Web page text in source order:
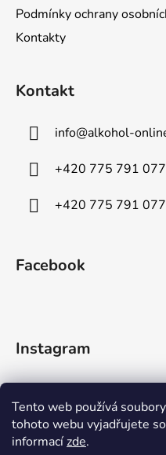
Tento web používá
tohoto webu vyjadřujete
informacízde.
Podmínky ochrany
Kontakty
Kontakt
info@alkohol-
+420 775 791 077
+420 775 791 077
Facebook
Instagram